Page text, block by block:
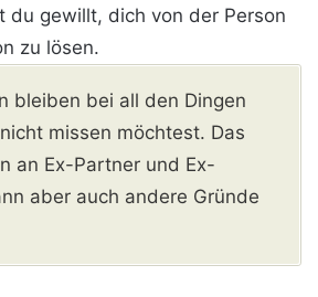
du gewillt, dich von der Person
zu lösen.
bleiben bei all den Dingen
missen möchtest. Das
an Ex-Partner und Ex-
aber auch andere Gründe